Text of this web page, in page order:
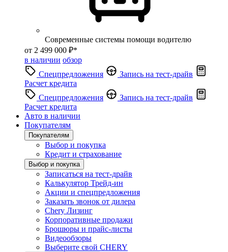
Современные системы помощи водителю
от 2 499 000 ₽*
в наличии обзор
Спецпредложения
Запись на тест-драйв
Расчет кредита
Спецпредложения
Запись на тест-драйв
Расчет кредита
Авто в наличии
Покупателям
Покупателям
Выбор и покупка
Кредит и страхование
Выбор и покупка
Записаться на тест-драйв
Калькулятор Трейд-ин
Акции и спецпредложения
Заказать звонок от дилера
Chery Лизинг
Корпоративные продажи
Брошюры и прайс-листы
Видеообзоры
Выберите свой CHERY